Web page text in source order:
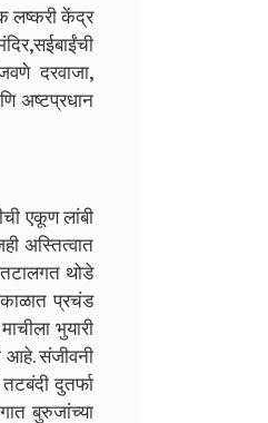
लष्करी केंद्र
दरवाजा,
अष्टप्रधान
एकूण लांबी
अस्तित्वात
थोडे
काळात प्रचंड
भुयारी
आहे. संजीवनी
दुतर्फा
बुरुजांच्या